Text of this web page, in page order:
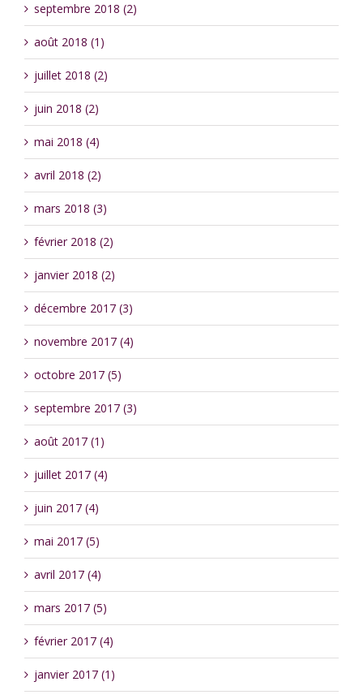
septembre 2018 (2)
août 2018 (1)
juillet 2018 (2)
juin 2018 (2)
mai 2018 (4)
avril 2018 (2)
mars 2018 (3)
février 2018 (2)
janvier 2018 (2)
décembre 2017 (3)
novembre 2017 (4)
octobre 2017 (5)
septembre 2017 (3)
août 2017 (1)
juillet 2017 (4)
juin 2017 (4)
mai 2017 (5)
avril 2017 (4)
mars 2017 (5)
février 2017 (4)
janvier 2017 (1)